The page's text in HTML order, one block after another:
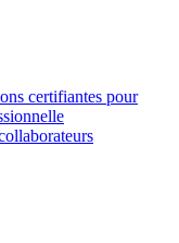
certifiantes pour